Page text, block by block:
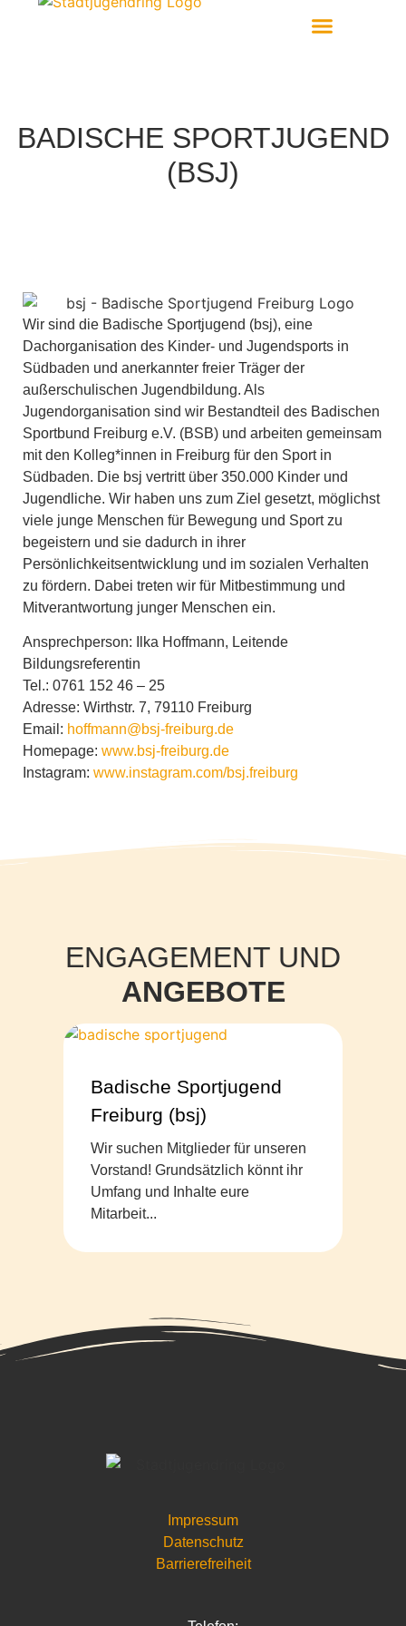
BADISCHE SPORTJUGEND
(BSJ)
Wir sind die Badische Sportjugend (bsj), eine
Dachorganisation des Kinder- und Jugendsports in
Südbaden und anerkannter freier Träger der
außerschulischen Jugendbildung. Als
Jugendorganisation sind wir Bestandteil des Badischen
Sportbund Freiburg e.V. (BSB) und arbeiten gemeinsam
mit den Kolleg*innen in Freiburg für den Sport in
Südbaden. Die bsj vertritt über 350.000 Kinder und
Jugendliche. Wir haben uns zum Ziel gesetzt, möglichst
viele junge Menschen für Bewegung und Sport zu
begeistern und sie dadurch in ihrer
Persönlichkeitsentwicklung und im sozialen Verhalten
zu fördern. Dabei treten wir für Mitbestimmung und
Mitverantwortung junger Menschen ein.
Ansprechperson: Ilka Hoffmann, Leitende
Bildungsreferentin
Tel.: 0761 152 46 – 25
Adresse: Wirthstr. 7, 79110 Freiburg
Email: hoffmann@bsj-freiburg.de
Homepage: www.bsj-freiburg.de
Instagram: www.instagram.com/bsj.freiburg
ENGAGEMENT UND
ANGEBOTE
Badische Sportjugend
Freiburg (bsj)
Wir suchen Mitglieder für unseren
Vorstand! Grundsätzlich könnt ihr
Umfang und Inhalte eure
Mitarbeit...
Impressum
Datenschutz
Barrierefreiheit